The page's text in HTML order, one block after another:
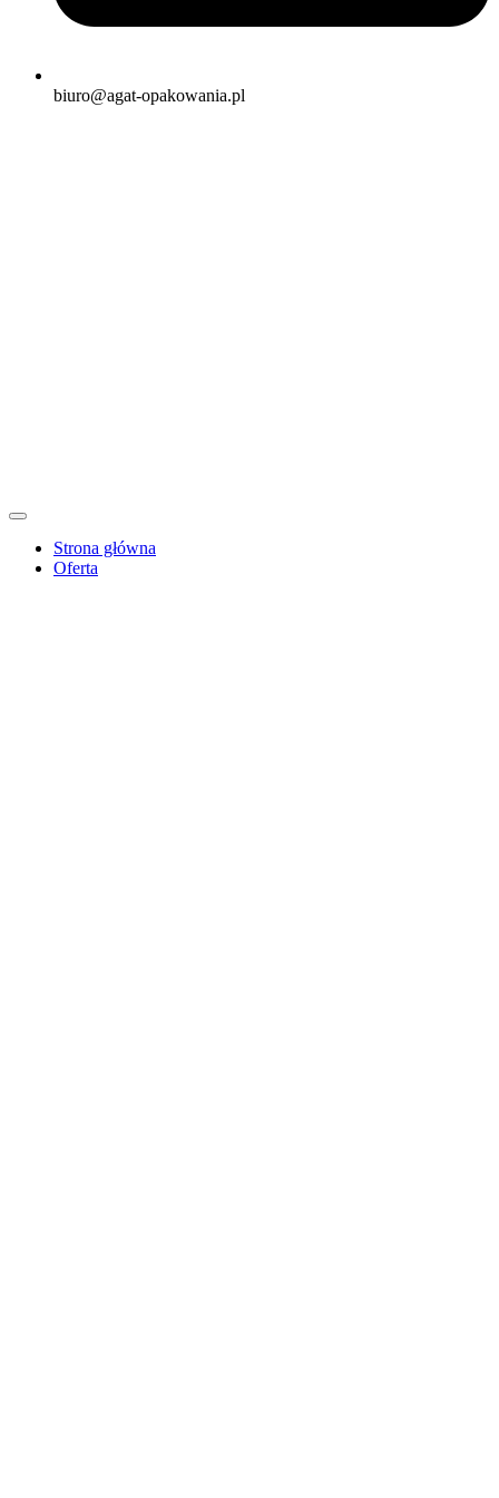
biuro@agat-opakowania.pl
Strona główna
Oferta